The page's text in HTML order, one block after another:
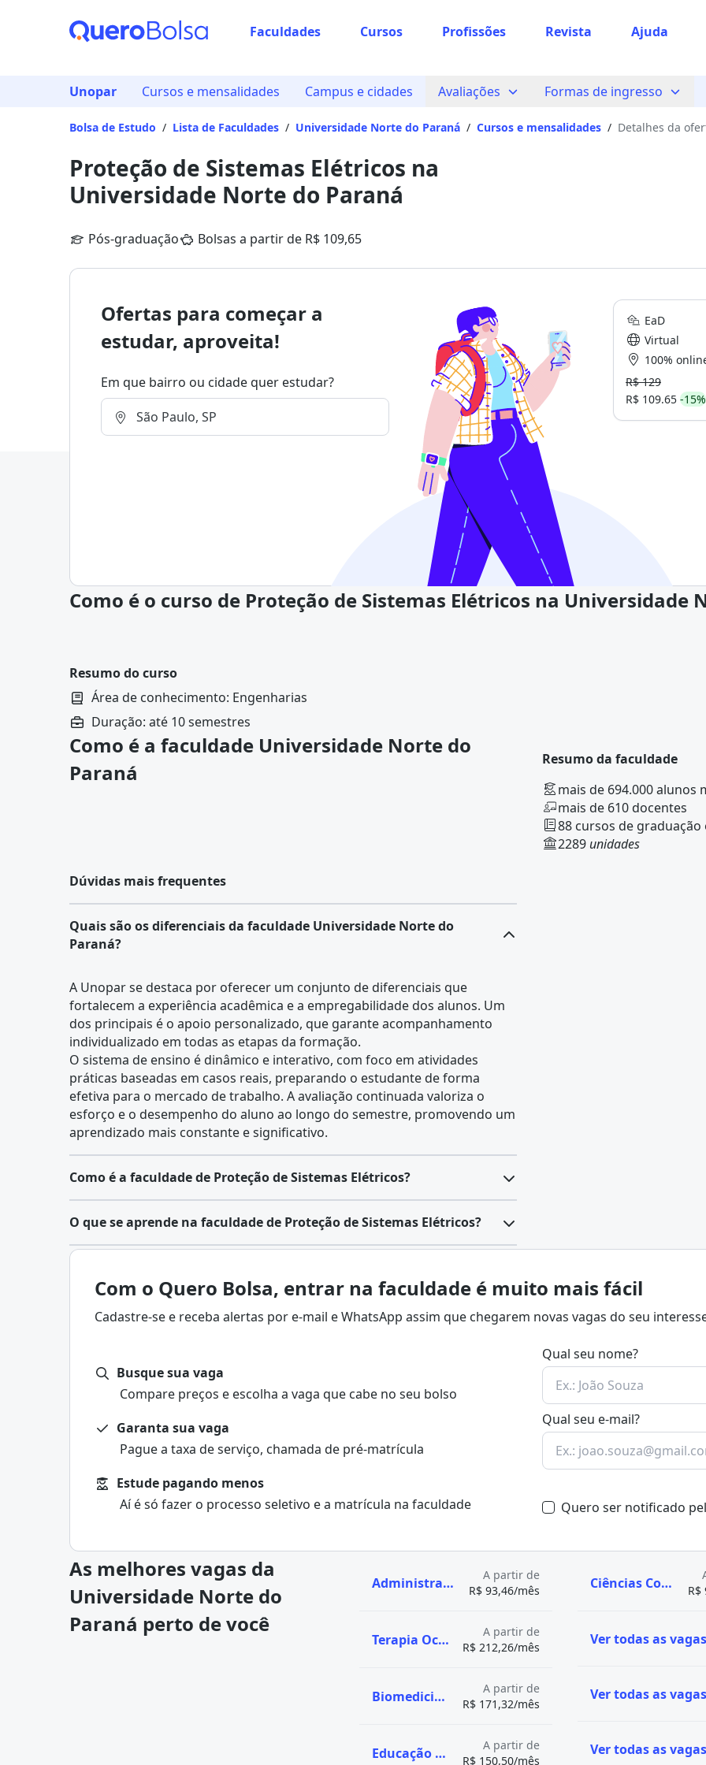
Faculdades Cursos Profissões Revista Ajuda
Unopar Cursos e mensalidades Campus e cidades Avaliações Formas de ingresso
Bolsa de Estudo / Lista de Faculdades / Universidade Norte do Paraná / Cursos e mensalidades / Detalhes da
Proteção de Sistemas Elétricos na
Universidade Norte do Paraná
Pós-graduação Bolsas a partir de R$ 109,65
Ofertas para começar a
estudar, aproveita!
Em que bairro ou cidade quer estudar?
EaD
Virtual
100%
R$ 129
R$ 109.65 -15%
Como é o curso de Proteção de Sistemas Elétricos na Universidade
Resumo do curso
Área de conhecimento: Engenharias
Duração: até 10 semestres
Como é a faculdade Universidade Norte do
Paraná
Resumo da faculdade
mais de 694.000 alunos
mais de 610 docentes
88 cursos de
2289 unidades
Dúvidas mais frequentes
Quais são os diferenciais da faculdade Universidade Norte do
Paraná?
A Unopar se destaca por oferecer um conjunto de diferenciais que
fortalecem a experiência acadêmica e a empregabilidade dos alunos. Um
dos principais é o apoio personalizado, que garante acompanhamento
individualizado em todas as etapas da formação.
O sistema de ensino é dinâmico e interativo, com foco em atividades
práticas baseadas em casos reais, preparando o estudante de forma
efetiva para o mercado de trabalho. A avaliação continuada valoriza o
esforço e o desempenho do aluno ao longo do semestre, promovendo um
aprendizado mais constante e significativo.
Como é a faculdade de Proteção de Sistemas Elétricos?
O que se aprende na faculdade de Proteção de Sistemas Elétricos?
Com o Quero Bolsa, entrar na faculdade é muito mais fácil
Cadastre-se e receba alertas por e-mail e WhatsApp assim que chegarem novas vagas do seu
Busque sua vaga
Compare preços e escolha a vaga que cabe no seu bolso
Garanta sua vaga
Pague a taxa de serviço, chamada de pré-matrícula
Estude pagando menos
Aí é só fazer o processo seletivo e a matrícula na faculdade
Qual seu nome?
Qual seu e-mail?
Quero ser notificado
As melhores vagas da
Universidade Norte do
Paraná perto de você
Administração
A partir de
R$ 93,46/mês
Terapia Ocupacional
A partir de
R$ 212,26/mês
Biomedicina
A partir de
R$ 171,32/mês
Educação Física
A partir de
R$ 150,50/mês
Ciências Contábeis
R$